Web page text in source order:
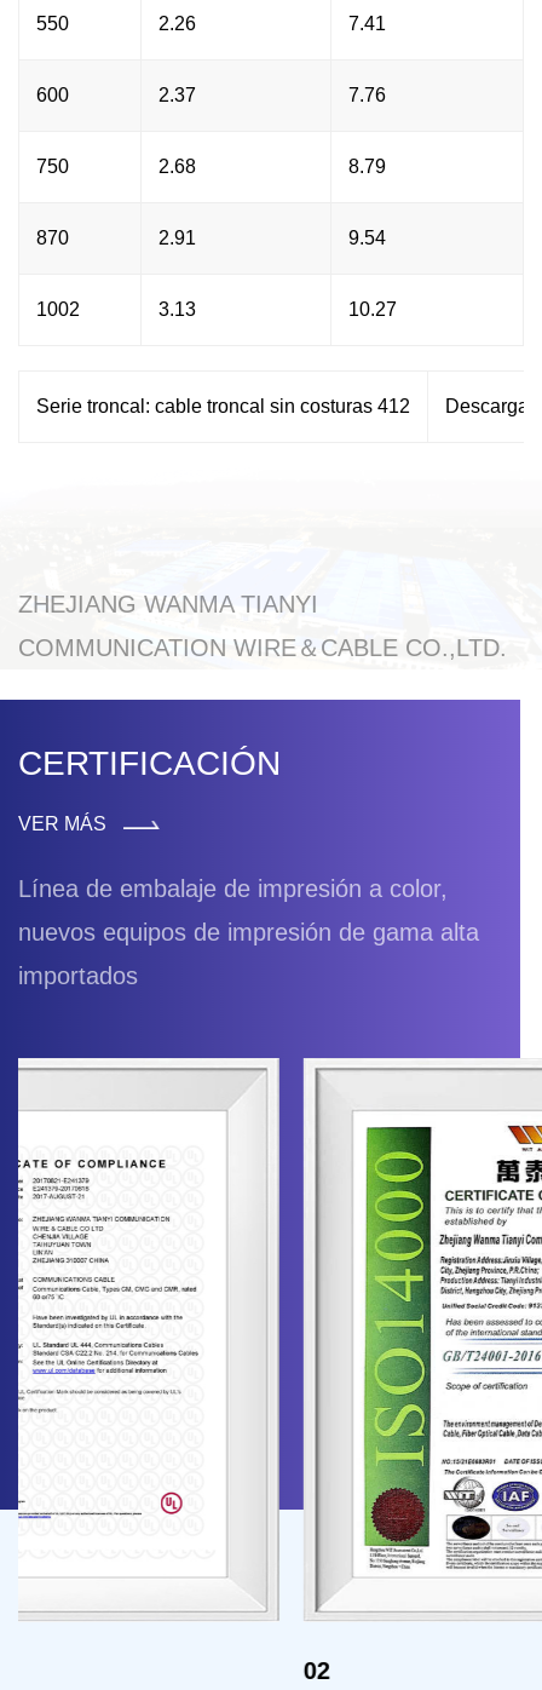
550 2.26 7.41
600 2.37 7.76
750 2.68 8.79
870 2.91 9.54
1002 3.13 10.27
Serie troncal: cable troncal sin costuras 412 Descargar
ZHEJIANG WANMA TIANYI
COMMUNICATION WIRE＆CABLE CO.,LTD.
CERTIFICACIÓN
VER MÁS
Línea de embalaje de impresión a color,
nuevos equipos de impresión de gama alta
importados